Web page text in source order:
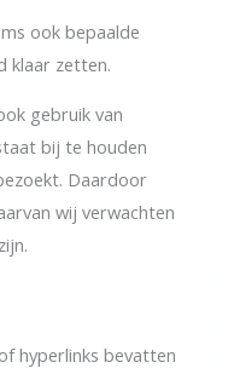
ook bepaalde
klaar zetten.
gebruik van
bij te houden
Daardoor
wij verwachten
hyperlinks bevatten